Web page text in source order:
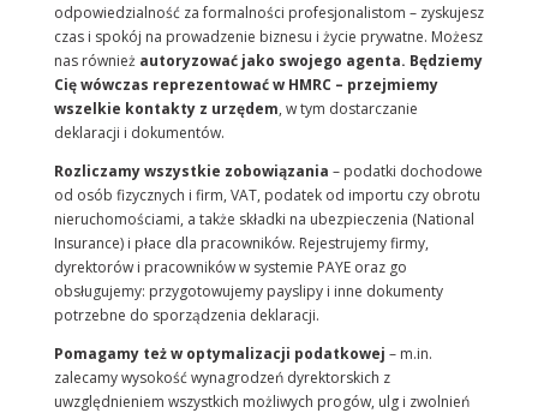
odpowiedzialność za formalności profesjonalistom – zyskujesz
czas i spokój na prowadzenie biznesu i życie prywatne. Możesz
nas również autoryzować jako swojego agenta. Będziemy
Cię wówczas reprezentować w HMRC – przejmiemy
wszelkie kontakty z urzędem, w tym dostarczanie
deklaracji i dokumentów.
Rozliczamy wszystkie zobowiązania – podatki dochodowe
od osób fizycznych i firm, VAT, podatek od importu czy obrotu
nieruchomościami, a także składki na ubezpieczenia (National
Insurance) i płace dla pracowników. Rejestrujemy firmy,
dyrektorów i pracowników w systemie PAYE oraz go
obsługujemy: przygotowujemy payslipy i inne dokumenty
potrzebne do sporządzenia deklaracji.
Pomagamy też w optymalizacji podatkowej – m.in.
zalecamy wysokość wynagrodzeń dyrektorskich z
uwzględnieniem wszystkich możliwych progów, ulg i zwolnień